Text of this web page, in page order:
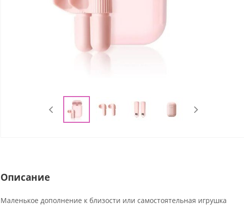
Описание
Маленькое дополнение к близости или самостоятельная игрушка